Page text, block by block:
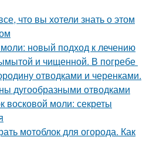
что вы хотели знать о этом
новый подход к лечению
и чищенной. В погребе
отводками и черенками.
дугообразными отводками
восковой моли: секреты
мотоблок для огорода. Как